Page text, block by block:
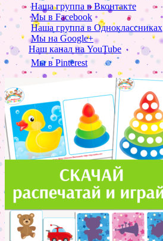
Наша группа в Вконтакте
Мы в Facebook
Наша группа в Одноклассниках
Мы на Google+
Наш канал на YouTube
Мы в Pinterest